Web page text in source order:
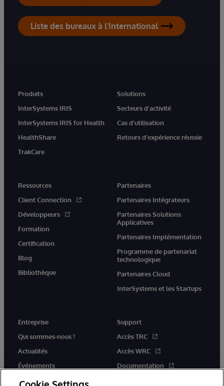
Liste des bureaux à l'International
Produits
InterSystems IRIS
InterSystems IRIS for Health
HealthShare
TrakCare
Solutions
Secteurs d'activité
Cas d'utilisation
Retours d'expérience réussie
Ressources
Client Connection
Développeurs
Formation
Certification
Blog
Bibliothèque
Partenaires
Partenaires Intégrateurs
Partenaires Solutions
Applicatives
Partenaires Implémentation
Programme de partenariat
technologique
Partenaires Cloud
InterSystems et les Startups
Entreprise
Qui sommes-nous ?
Actualités
Événements
Rejoignez-nous
Support
Accès TRC
Accès WRC
Documentation